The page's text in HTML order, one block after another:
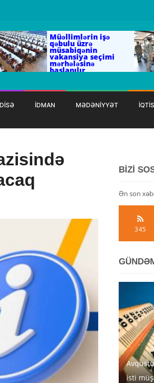
Müəllimlərin işə
qəbulu üzrə
müsabiqənin
vakansiya seçimi
mərhələsinə
başlanılır
İDMAN MƏDƏNİYYƏT
BİZİ
Ən son
345
isti